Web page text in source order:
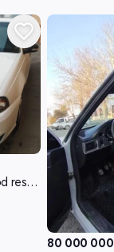
Chevrolet Nexia I - avlod restayling
80 000 000